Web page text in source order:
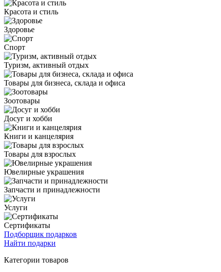
Красота и стиль
Здоровье
Спорт
Туризм, активный отдых
Товары для бизнеса, склада и офиса
Зоотовары
Досуг и хобби
Книги и канцелярия
Товары для взрослых
Ювелирные украшения
Запчасти и принадлежности
Услуги
Сертификаты
Подборщик подарков
Найти подарки
Категории товаров